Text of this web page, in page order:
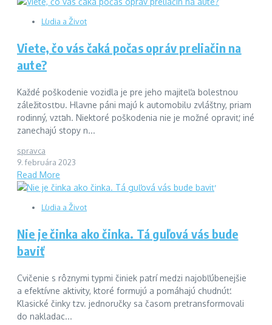
Ľudia a Život
Viete, čo vás čaká počas opráv preliačin na
aute?
Každé poškodenie vozidla je pre jeho majiteľa bolestnou
záležitosťou. Hlavne páni majú k automobilu zvláštny, priam
rodinný, vzťah. Niektoré poškodenia nie je možné opraviť, iné
zanechajú stopy n...
spravca
9. februára 2023
Read More
Ľudia a Život
Nie je činka ako činka. Tá guľová vás bude
baviť
Cvičenie s rôznymi typmi činiek patrí medzi najobľúbenejšie
a efektívne aktivity, ktoré formujú a pomáhajú chudnúť.
Klasické činky tzv. jednoručky sa časom pretransformovali
do nakladac...